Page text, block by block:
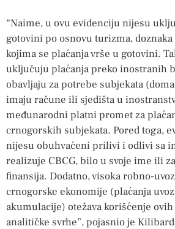
“Naime, u ovu evidenciju nijesu
gotovini po osnovu turizma,
kojima se plaćanja vrše u gotovini.
uključuju plaćanja preko inostranih
obavljaju za potrebe subjekata
imaju račune ili sjedišta u
međunarodni platni promet za
crnogorskih subjekata. Pored toga,
nijesu obuhvaćeni prilivi i odlivi sa
realizuje CBCG, bilo u svoje ime ili
finansija. Dodatno, visoka robno-
crnogorske ekonomije (plaćanja
akumulacije) otežava korišćenje ovih
analitičke svrhe”, pojasnio je